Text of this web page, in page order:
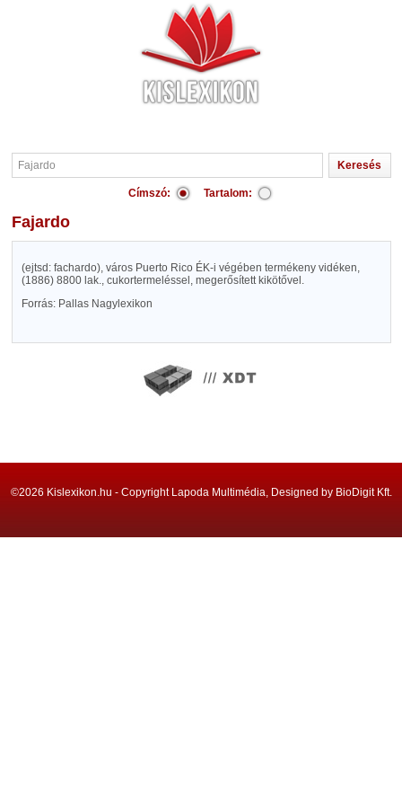
Címszó: Tartalom:
Fajardo
(ejtsd: fachardo), város Puerto Rico ÉK-i végében termékeny vidéken,
(1886) 8800 lak., cukortermeléssel, megerősített kikötővel.
Forrás: Pallas Nagylexikon
©2026 Kislexikon.hu - Copyright Lapoda Multimédia, Designed by BioDigit Kft.